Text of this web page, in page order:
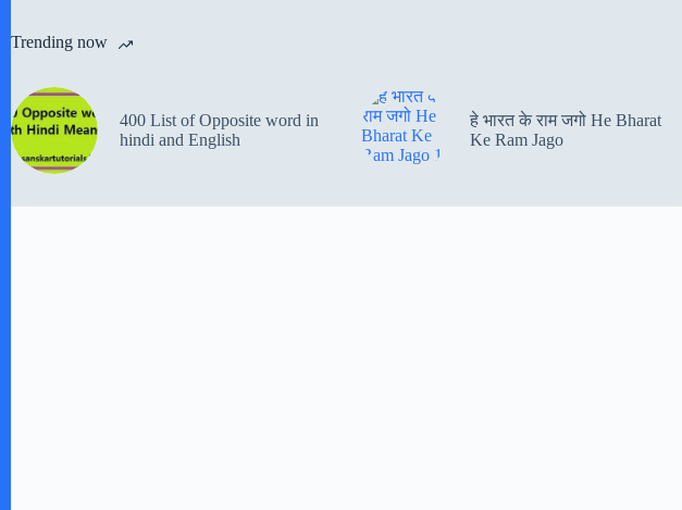
Trending now
400 List of Opposite word in
hindi and English
हे भारत के राम जगो He Bharat
Ke Ram Jago